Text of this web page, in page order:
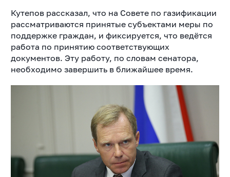
Кутепов рассказал, что на Совете по газификации
рассматриваются принятые субъектами меры по
поддержке граждан, и фиксируется, что ведётся
работа по принятию соответствующих
документов. Эту работу, по словам сенатора,
необходимо завершить в ближайшее время.